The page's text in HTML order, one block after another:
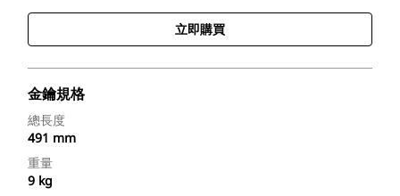
立即購買
金鑰規格
總長度
491 mm
重量
9 kg